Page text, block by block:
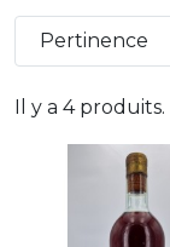
Il y a 4 produits.
Pertinence